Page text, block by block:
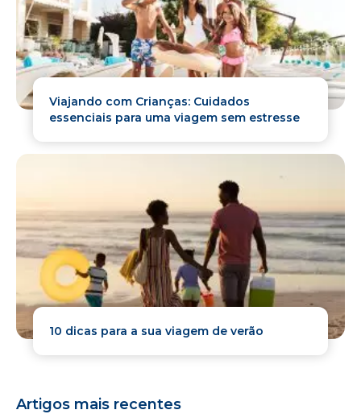
Viajando com Crianças: Cuidados
essenciais para uma viagem sem estresse
10 dicas para a sua viagem de verão
Artigos mais recentes